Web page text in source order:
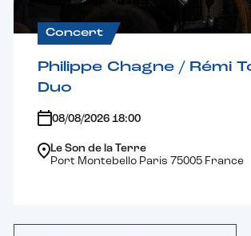
Concert
Philippe Chagne / Rémi
Duo
08/08/2026 18:00
Le Son de la Terre
Port Montebello Paris 75005 France